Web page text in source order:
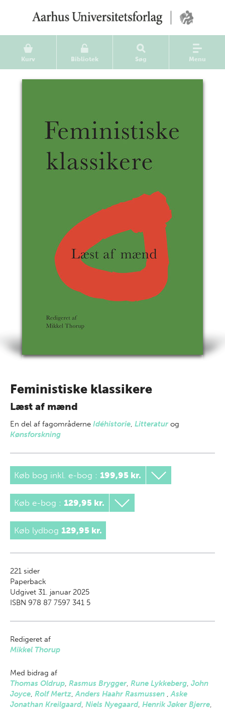
Kurv Bibliotek Søg Menu
Feministiske klassikere
Læst af mænd
En del af fagområderne Idéhistorie, Litteraturog
Kønsforskning
Køb bog inkl. e-bog : 199,95 kr.
Køb e-bog : 129,95 kr.
Køb lydbog 129,95 kr.
221 sider
Paperback
Udgivet 31. januar 2025
ISBN 978 87 7597 341 5
Redigeret af
Mikkel Thorup
Med bidrag af
Thomas Oldrup, Rasmus Brygger, Rune Lykkeberg, John
Joyce, Rolf Mertz,Anders Haahr Rasmussen ,Aske
Jonathan Kreilgaard, Niels Nyegaard, Henrik Jøker Bjerre,